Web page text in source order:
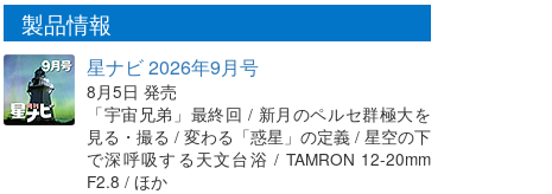
製品情報
星ナビ 2026年9月号
8月5日 発売
「宇宙兄弟」最終回 / 新月のペルセ群極大を
見る・撮る / 変わる「惑星」の定義 / 星空の下
で深呼吸する天文台浴 / TAMRON 12-20mm
F2.8 / ほか